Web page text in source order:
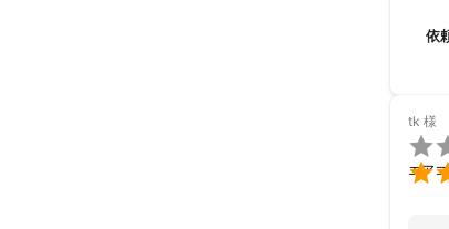
階
と
依
tk 様
エア